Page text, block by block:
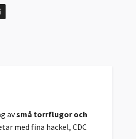
avsmå torrflugor och
med fina hackel, CDC